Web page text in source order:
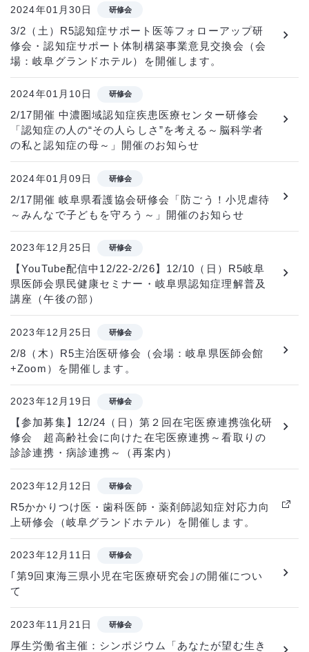
2024年01月30日 研修会
3/2（土）R5認知症サポート医等フォローアップ研
修会・認知症サポート体制構築事業意見交換会（会
場：岐阜グランドホテル）を開催します。
2024年01月10日 研修会
2/17開催 中濃圏域認知症疾患医療センター研修会
「認知症の人の“その人らしさ”を考える～脳科学者
の私と認知症の母～」開催のお知らせ
2024年01月09日 研修会
2/17開催 岐阜県看護協会研修会「防ごう！小児虐待
～みんなで子どもを守ろう～」開催のお知らせ
2023年12月25日 研修会
【YouTube配信中12/22-2/26】12/10（日）R5岐阜
県医師会県民健康セミナー・岐阜県認知症理解普及
講座（午後の部）
2023年12月25日 研修会
2/8（木）R5主治医研修会（会場：岐阜県医師会館
+Zoom）を開催します。
2023年12月19日 研修会
【参加募集】12/24（日）第２回在宅医療連携強化研
修会 超高齢社会に向けた在宅医療連携～看取りの
診診連携・病診連携～（再案内）
2023年12月12日 研修会
R5かかりつけ医・歯科医師・薬剤師認知症対応力向
上研修会（岐阜グランドホテル）を開催します。
2023年12月11日 研修会
｢第9回東海三県小児在宅医療研究会｣の開催につい
て
2023年11月21日 研修会
厚生労働省主催：シンポジウム「あなたが望む生き